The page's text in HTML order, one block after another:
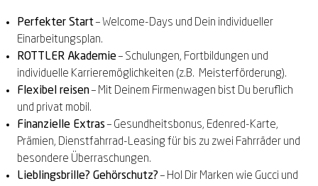
Perfekter Start– Welcome-Days und Dein individueller
Einarbeitungsplan.
ROTTLER Akademie– Schulungen, Fortbildungen und
individuelle Karrieremöglichkeiten (z.B. Meisterförderung).
Flexibel reisen– Mit Deinem Firmenwagen bist Du beruflich
und privat mobil.
Finanzielle Extras– Gesundheitsbonus, Edenred-Karte,
Prämien, Dienstfahrrad-Leasing für bis zu zwei Fahrräder und
besondere Überraschungen.
Lieblingsbrille? Gehörschutz?– Hol Dir Marken wie Gucci und